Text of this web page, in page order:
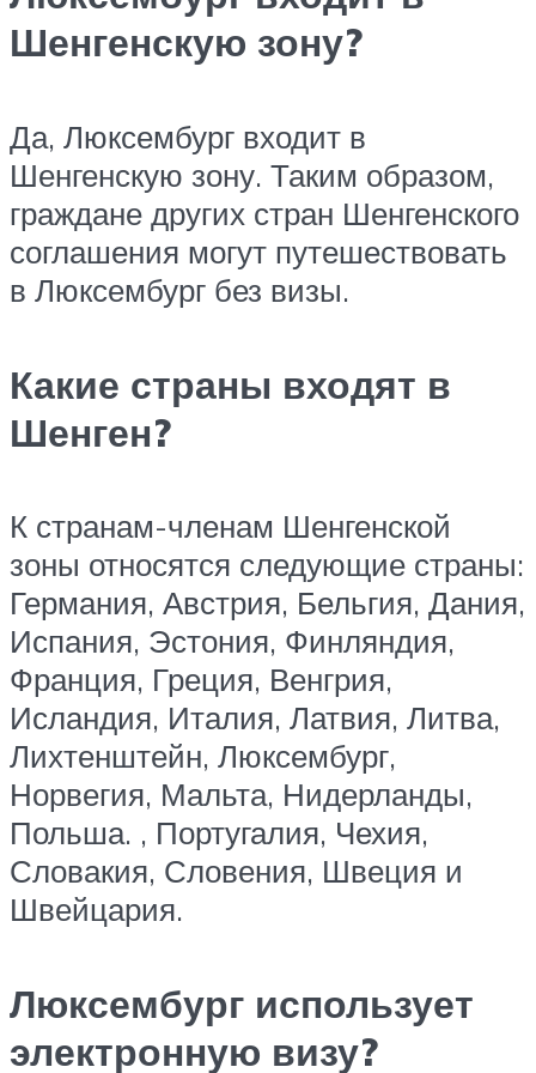
Шенгенскую зону?
Да, Люксембург входит в
Шенгенскую зону. Таким образом,
граждане других стран Шенгенского
соглашения могут путешествовать
в Люксембург без визы.
Какие страны входят в
Шенген?
К странам-членам Шенгенской
зоны относятся следующие страны:
Германия, Австрия, Бельгия, Дания,
Испания, Эстония, Финляндия,
Франция, Греция, Венгрия,
Исландия, Италия, Латвия, Литва,
Лихтенштейн, Люксембург,
Норвегия, Мальта, Нидерланды,
Польша. , Португалия, Чехия,
Словакия, Словения, Швеция и
Швейцария.
Люксембург использует
электронную визу?